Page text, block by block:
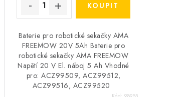
Baterie pro robotické sekačky AMA
FREEMOW 20V 5Ah Baterie pro
robotické sekačky AMA FREEMOW
Napětí 20 V El. náboj 5 Ah Vhodné
pro: ACZ99509, ACZ99512,
ACZ99516, ACZ99520